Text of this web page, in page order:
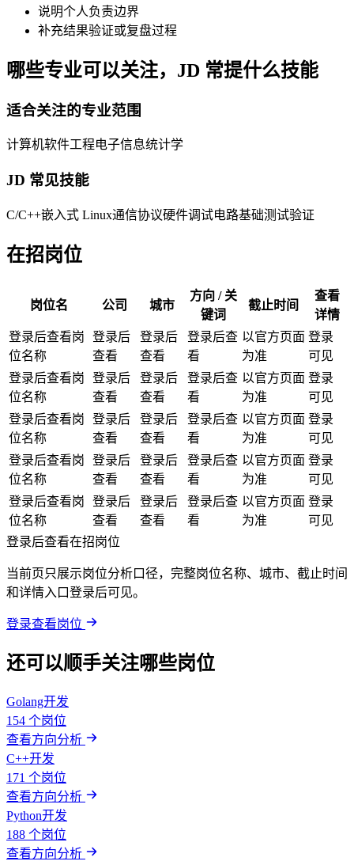
说明个人负责边界
补充结果验证或复盘过程
哪些专业可以关注，JD 常提什么技能
适合关注的专业范围
计算机软件工程电子信息统计学
JD 常见技能
C/C++嵌入式 Linux通信协议硬件调试电路基础测试验证
在招岗位
岗位名 公司 城市
方向 / 关
键词
截止时间
查看
详情
登录后查看岗
位名称
登录后
查看
登录后
查看
登录后查
看
以官方页面
为准
登录
可见
登录后查看岗
位名称
登录后
查看
登录后
查看
登录后查
看
以官方页面
为准
登录
可见
登录后查看岗
位名称
登录后
查看
登录后
查看
登录后查
看
以官方页面
为准
登录
可见
登录后查看岗
位名称
登录后
查看
登录后
查看
登录后查
看
以官方页面
为准
登录
可见
登录后查看岗
位名称
登录后
查看
登录后
查看
登录后查
看
以官方页面
为准
登录
可见
登录后查看在招岗位
当前页只展示岗位分析口径，完整岗位名称、城市、截止时间
和详情入口登录后可见。
登录查看岗位
还可以顺手关注哪些岗位
Golang开发
154 个岗位
查看方向分析
C++开发
171 个岗位
查看方向分析
Python开发
188 个岗位
查看方向分析